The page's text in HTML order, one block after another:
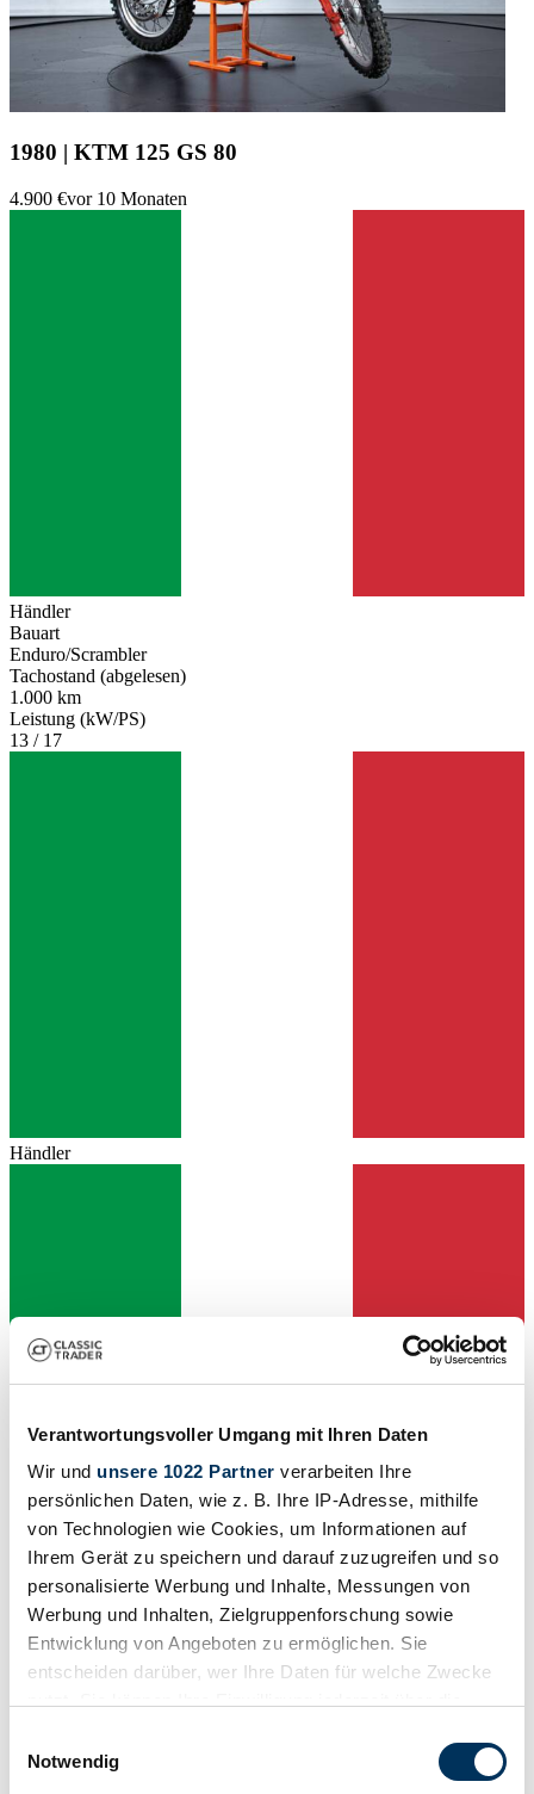
Verantwortungsvoller Umgang mit Ihren Daten
Wir und unsere 1022 Partner verarbeiten Ihre
persönlichen Daten, wie z. B. Ihre IP-Adresse, mithilfe
von Technologien wie Cookies, um Informationen auf
Ihrem Gerät zu speichern und darauf zuzugreifen und so
personalisierte Werbung und Inhalte, Messungen von
Werbung und Inhalten, Zielgruppenforschung sowie
Entwicklung von Angeboten zu ermöglichen. Sie
entscheiden darüber, wer Ihre Daten für welche Zwecke
Trigger Symbol ändern oder widerrufen
Notwendig
1980 | KTM 125 GS 80
4.900 €vor 10 Monaten
Händler
Bauart
Enduro/Scrambler
Tachostand (abgelesen)
1.000 km
Leistung (kW/PS)
13 / 17
Händler
Händler
Abgelaufenes Inserat